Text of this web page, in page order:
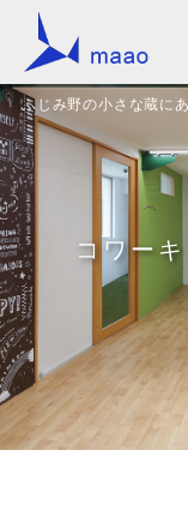
ふじみ野の小さな蔵に
コワー